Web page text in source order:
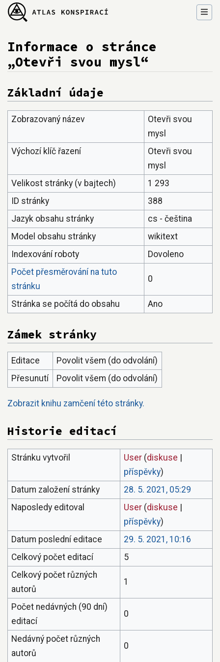
Informace o stránce
„Otevři svou mysl“
Přejít na: navigace hledání
Základní údaje
Zobrazovaný název
Otevři svou
mysl
Výchozí klíč řazení
Otevři svou
mysl
Velikost stránky (v bajtech)
1 293
ID stránky
388
Jazyk obsahu stránky
cs - čeština
Model obsahu stránky
wikitext
Indexování roboty
Dovoleno
Počet přesměrování na tuto
stránku
0
Stránka se počítá do obsahu Ano
Zámek stránky
Editace
Povolit všem (do odvolání)
Přesunutí
Povolit všem (do odvolání)
Zobrazit knihu zamčení této stránky.
Historie editací
Stránku vytvořil User (diskuse |
příspěvky)
Datum založení stránky
28. 5. 2021, 05:29
Naposledy editoval
User (diskuse |
příspěvky)
Datum poslední editace
29. 5. 2021, 10:16
Celkový počet editací
5
Celkový počet různých
autorů
1
Počet nedávných (90 dní)
editací
0
Nedávný počet různých
autorů
0